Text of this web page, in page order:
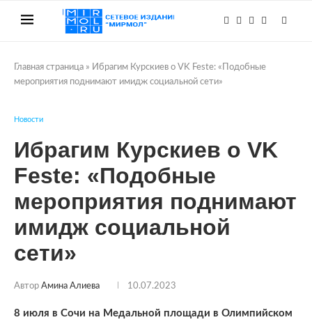
Главная страница » Ибрагим Курскиев о VK Festе: «Подобные
мероприятия поднимают имидж социальной сети»
Новости
Ибрагим Курскиев о VK
Festе: «Подобные
мероприятия поднимают
имидж социальной
сети»
Автор Амина Алиева 10.07.2023
8 июля в Сочи на Медальной площади в Олимпийском